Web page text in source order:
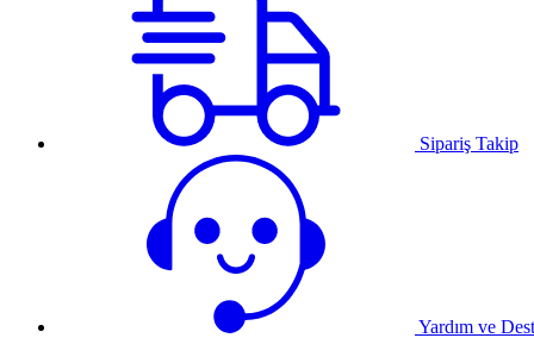
Sipariş Takip
Yardım ve